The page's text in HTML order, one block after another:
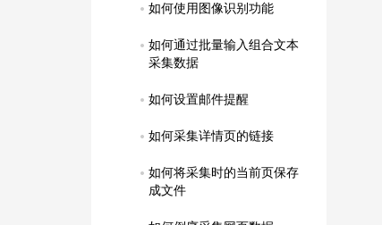
如何使用图像识别功能
如何通过批量输入组合文本
采集数据
如何设置邮件提醒
如何采集详情页的链接
如何将采集时的当前页保存
成文件